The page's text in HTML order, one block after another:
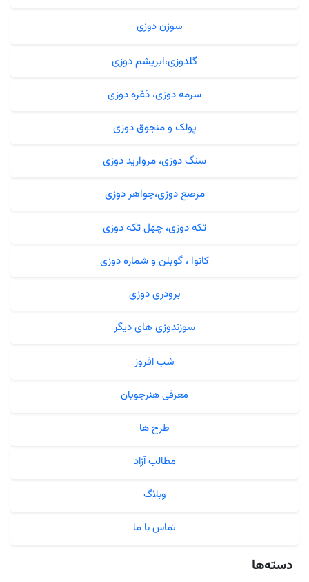
سوزن دوزی
گلدوزی،ابریشم دوزی
سرمه دوزی، ذغره دوزی
پولک و منجوق دوزی
سنگ دوزی، مروارید دوزی
مرصع دوزی،جواهر دوزی
تکه دوزی، چهل تکه دوزی
کانوا ، گوبلن و شماره دوزی
برودری دوزی
سوزندوزی های دیگر
شب افروز
معرفی هنرجویان
طرح ها
مطالب آزاد
وبلاگ
تماس با ما
دسته‌ها